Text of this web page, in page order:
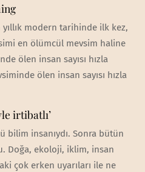
modern tarihinde ilk kez,
en ölümcül mevsim haline
ölen insan sayısı hızla
ölen insan sayısı hızla
irtibatlı’
bilim insanıydı. Sonra bütün
Doğa, ekoloji, iklim, insan
çok erken uyarıları ile ne